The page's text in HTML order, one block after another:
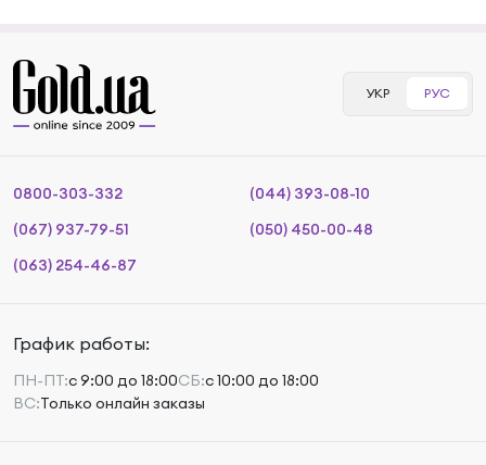
УКР РУС
0800-303-332
(044) 393-08-10
(067) 937-79-51
(050) 450-00-48
(063) 254-46-87
График работы:
ПН-ПТ:с 9:00 до 18:00СБ:с 10:00 до 18:00
ВС:Только онлайн заказы